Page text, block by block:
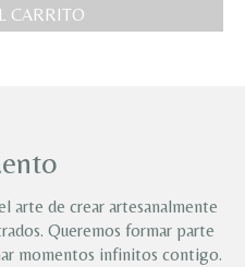
CARRITO
arte de crear artesanalmente
Queremos formar parte
momentos infinitos contigo.